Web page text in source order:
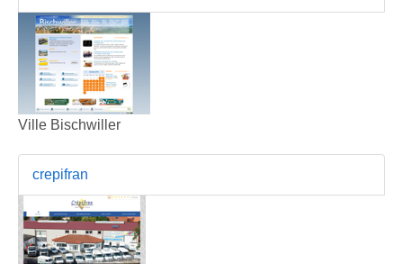
Ville Bischwiller
crepifran